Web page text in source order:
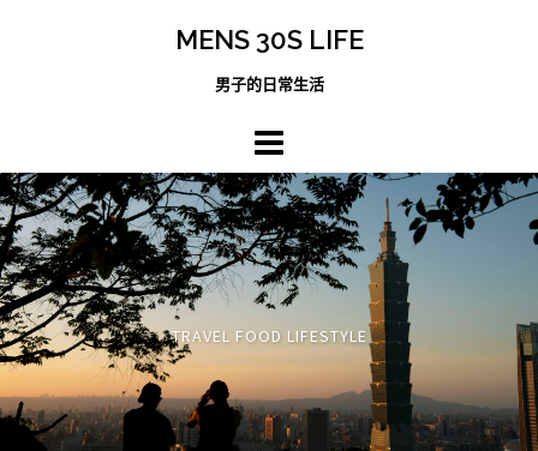
MENS 30S LIFE
男子的日常生活
TRAVEL FOOD LIFESTYLE